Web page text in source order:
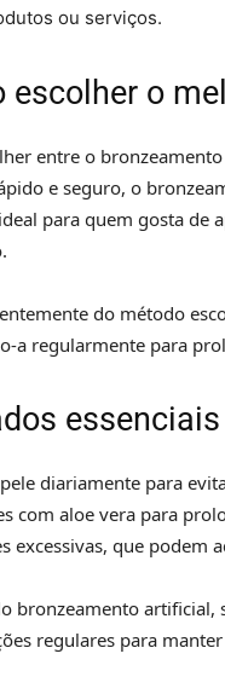
ou serviços.
escolher o
entre o
e seguro, o
para quem gosta de
do método
a regularmente para
diariamente para
com aloe vera para
excessivas, que podem
bronzeamento artificial,
regulares para